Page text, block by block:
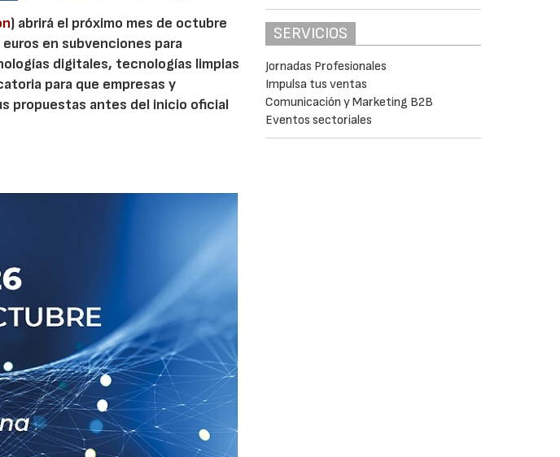
) abrirá el próximo mes de octubre
en subvenciones para
digitales, tecnologías limpias
para que empresas y
propuestas antes del inicio oficial
SERVICIOS
Jornadas Profesionales
Impulsa tus ventas
Comunicación y Marketing B2B
Eventos sectoriales